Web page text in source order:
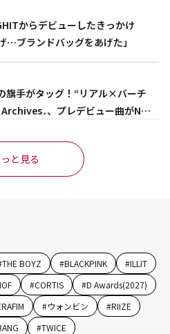
からデビューしたきっかけ
…ブランドバッグをあげた」
旗手がタッグ！“リアル×バーチ
、プレデビュー曲がNet
と見る
THE BOYZ #BLACKPINK #ILLIT
#CORTIS #D Awards(2027)
#ウォンビン #RIIZE
#TWICE